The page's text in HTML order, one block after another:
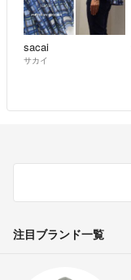
sacai
サカイ
注目ブランド一覧